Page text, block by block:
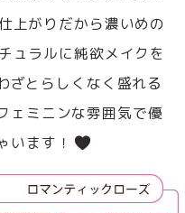
上がりだから濃いめの
ュラルに純欲メイクを
ざとらしくなく盛れる
ェミニンな雰囲気で優
います！